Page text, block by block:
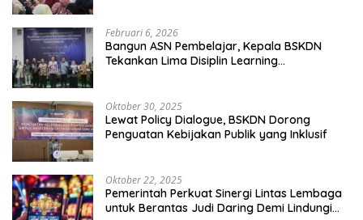
Februari 6, 2026
Bangun ASN Pembelajar, Kepala BSKDN
Tekankan Lima Disiplin Learning
Oktober 30, 2025
Lewat Policy Dialogue, BSKDN Dorong
Penguatan Kebijakan Publik yang Inklusif
Oktober 22, 2025
Pemerintah Perkuat Sinergi Lintas Lembaga
untuk Berantas Judi Daring Demi Lindungi